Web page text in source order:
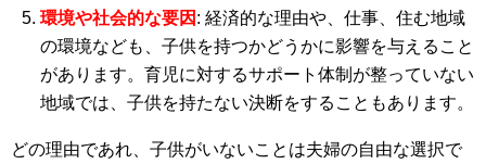
環境や社会的な要因 : 経済的な理由や、仕事、住む地域
の環境なども、子供を持つかどうかに影響を与えること
があります。育児に対するサポート体制が整っていない
地域では、子供を持たない決断をすることもあります。
どの理由であれ、子供がいないことは夫婦の自由な選択で